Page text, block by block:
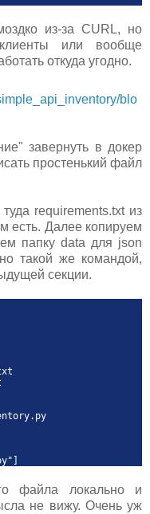
из-за CURL, но
или вообще
откуда угодно.
blo
завернуть в докер
простенький файл
requirements.txt из
есть. Далее копируем
папку data для json
такой же командой,
секции.
файла локально и
не вижу. Очень уж